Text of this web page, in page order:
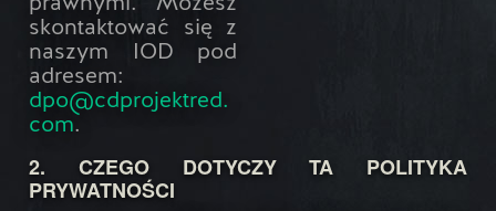
prawnymi. Możesz
skontaktować się z
naszym IOD pod
adresem:
dpo@cdprojektred.
com.
2. CZEGO DOTYCZY TA POLITYKA
PRYWATNOŚCI